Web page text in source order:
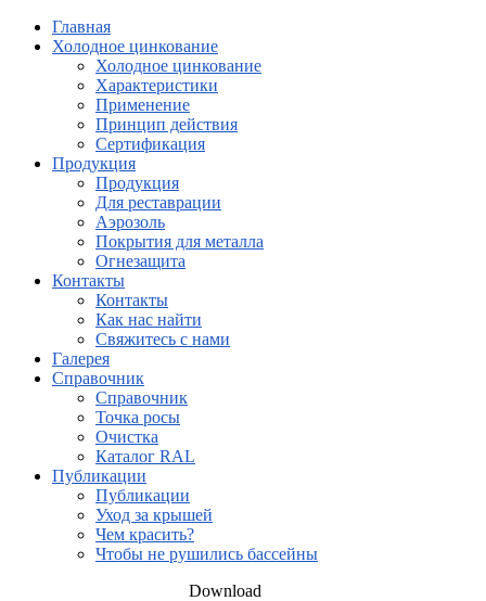
Главная
Холодное цинкование
Холодное цинкование
Характеристики
Применение
Принцип действия
Сертификация
Продукция
Продукция
Для реставрации
Аэрозоль
Покрытия для металла
Огнезащита
Контакты
Контакты
Как нас найти
Свяжитесь с нами
Галерея
Справочник
Справочник
Точка росы
Очистка
Каталог RAL
Публикации
Публикации
Уход за крышей
Чем красить?
Чтобы не рушились бассейны
Download